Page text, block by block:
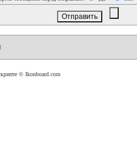
© Ikonboard.com